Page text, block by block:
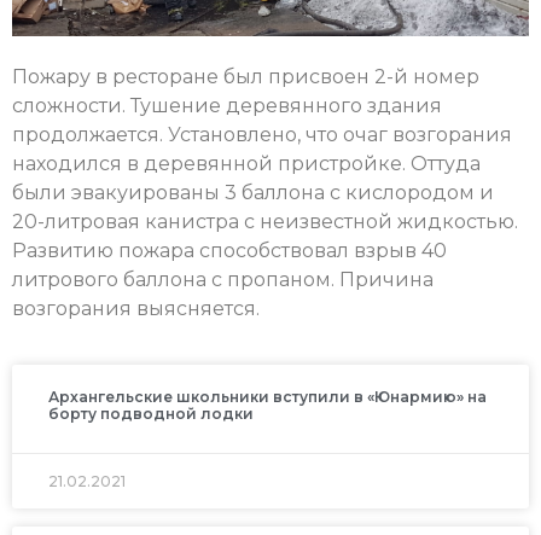
Пожару в ресторане был присвоен 2-й номер
сложности. Тушение деревянного здания
продолжается. Установлено, что очаг возгорания
находился в деревянной пристройке. Оттуда
были эвакуированы 3 баллона с кислородом и
20-литровая канистра с неизвестной жидкостью.
Развитию пожара способствовал взрыв 40
литрового баллона с пропаном. Причина
возгорания выясняется.
Архангельские школьники вступили в «Юнармию» на
борту подводной лодки
21.02.2021